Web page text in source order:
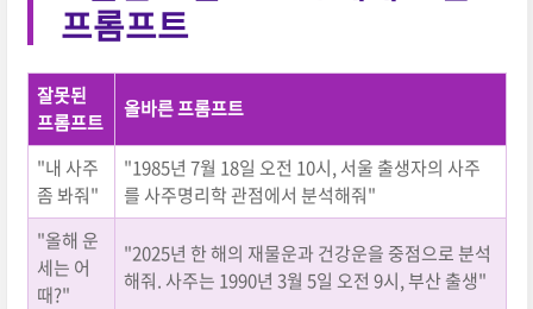
프롬프트
잘못된
프롬프트
올바른 프롬프트
"내 사주
좀 봐줘"
"1985년 7월 18일 오전 10시, 서울 출생자의 사주
를 사주명리학 관점에서 분석해줘"
"올해 운
세는 어
때?"
"2025년 한 해의 재물운과 건강운을 중점으로 분석
해줘. 사주는 1990년 3월 5일 오전 9시, 부산 출생"